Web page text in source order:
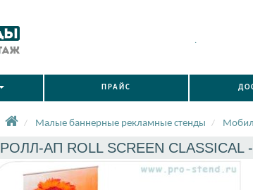
.
ПРАЙС
Малые баннерные рекламные стенды
РОЛЛ-АП ROLL SCREEN